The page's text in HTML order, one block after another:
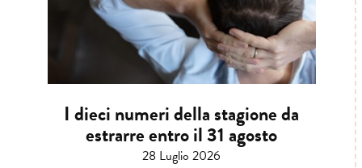
I dieci numeri della stagione da
estrarre entro il 31 agosto
28 Luglio 2026